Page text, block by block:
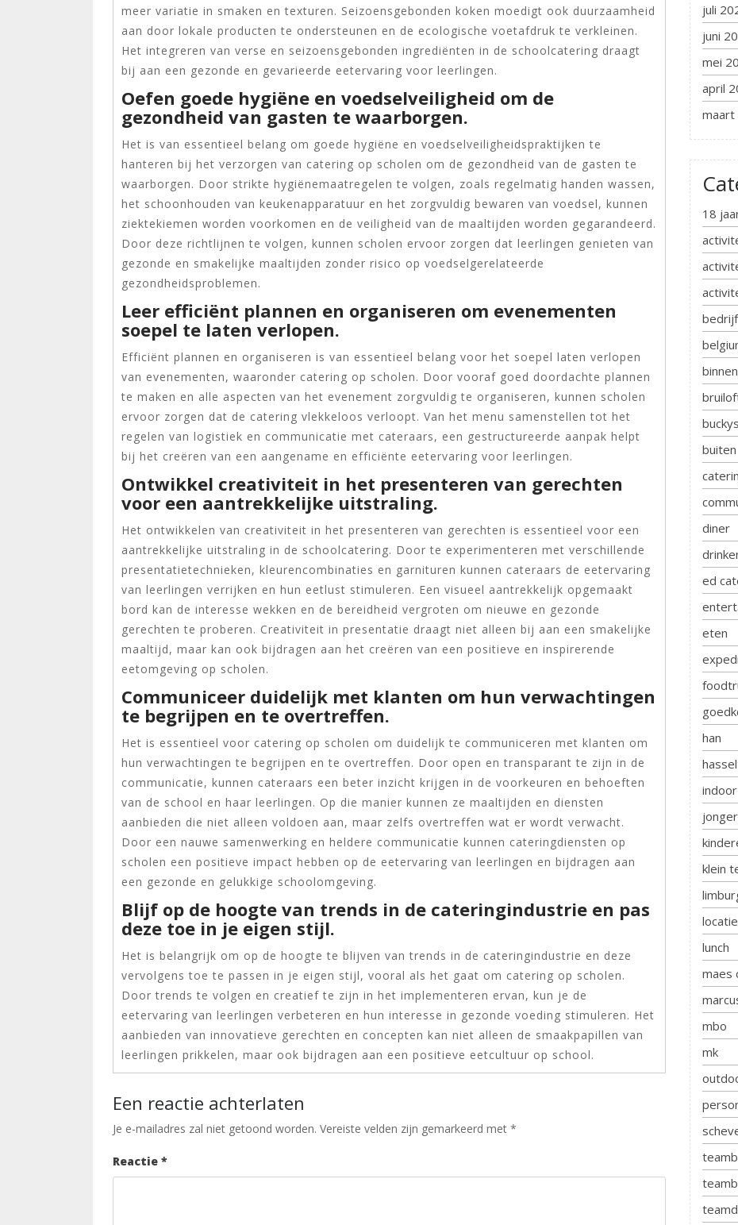
meer variatie in smaken en texturen. Seizoensgebonden koken moedigt ook duurzaamheid
aan door lokale producten te ondersteunen en de ecologische voetafdruk te verkleinen.
Het integreren van verse en seizoensgebonden ingrediënten in de schoolcatering draagt
bij aan een gezonde en gevarieerde eetervaring voor leerlingen.
Oefen goede hygiëne en voedselveiligheid om de
gezondheid van gasten te waarborgen.
Het is van essentieel belang om goede hygiëne en voedselveiligheidspraktijken te
hanteren bij het verzorgen van catering op scholen om de gezondheid van de gasten te
waarborgen. Door strikte hygiënemaatregelen te volgen, zoals regelmatig handen wassen,
het schoonhouden van keukenapparatuur en het zorgvuldig bewaren van voedsel, kunnen
ziektekiemen worden voorkomen en de veiligheid van de maaltijden worden gegarandeerd.
Door deze richtlijnen te volgen, kunnen scholen ervoor zorgen dat leerlingen genieten van
gezonde en smakelijke maaltijden zonder risico op voedselgerelateerde
gezondheidsproblemen.
Leer efficiënt plannen en organiseren om evenementen
soepel te laten verlopen.
Efficiënt plannen en organiseren is van essentieel belang voor het soepel laten verlopen
van evenementen, waaronder catering op scholen. Door vooraf goed doordachte plannen
te maken en alle aspecten van het evenement zorgvuldig te organiseren, kunnen scholen
ervoor zorgen dat de catering vlekkeloos verloopt. Van het menu samenstellen tot het
regelen van logistiek en communicatie met cateraars, een gestructureerde aanpak helpt
bij het creëren van een aangename en efficiënte eetervaring voor leerlingen.
Ontwikkel creativiteit in het presenteren van gerechten
voor een aantrekkelijke uitstraling.
Het ontwikkelen van creativiteit in het presenteren van gerechten is essentieel voor een
aantrekkelijke uitstraling in de schoolcatering. Door te experimenteren met verschillende
presentatietechnieken, kleurencombinaties en garnituren kunnen cateraars de eetervaring
van leerlingen verrijken en hun eetlust stimuleren. Een visueel aantrekkelijk opgemaakt
bord kan de interesse wekken en de bereidheid vergroten om nieuwe en gezonde
gerechten te proberen. Creativiteit in presentatie draagt niet alleen bij aan een smakelijke
maaltijd, maar kan ook bijdragen aan het creëren van een positieve en inspirerende
eetomgeving op scholen.
Communiceer duidelijk met klanten om hun verwachtingen
te begrijpen en te overtreffen.
Het is essentieel voor catering op scholen om duidelijk te communiceren met klanten om
hun verwachtingen te begrijpen en te overtreffen. Door open en transparant te zijn in de
communicatie, kunnen cateraars een beter inzicht krijgen in de voorkeuren en behoeften
van de school en haar leerlingen. Op die manier kunnen ze maaltijden en diensten
aanbieden die niet alleen voldoen aan, maar zelfs overtreffen wat er wordt verwacht.
Door een nauwe samenwerking en heldere communicatie kunnen cateringdiensten op
scholen een positieve impact hebben op de eetervaring van leerlingen en bijdragen aan
een gezonde en gelukkige schoolomgeving.
Blijf op de hoogte van trends in de cateringindustrie en pas
deze toe in je eigen stijl.
Het is belangrijk om op de hoogte te blijven van trends in de cateringindustrie en deze
vervolgens toe te passen in je eigen stijl, vooral als het gaat om catering op scholen.
Door trends te volgen en creatief te zijn in het implementeren ervan, kun je de
eetervaring van leerlingen verbeteren en hun interesse in gezonde voeding stimuleren. Het
aanbieden van innovatieve gerechten en concepten kan niet alleen de smaakpapillen van
leerlingen prikkelen, maar ook bijdragen aan een positieve eetcultuur op school.
Een reactie achterlaten
Je e-mailadres zal niet getoond worden. Vereiste velden zijn gemarkeerd met *
Reactie *
juli
juni
mei
april
maart
18
binnen
buckys
buiten
diner
ed
eten
han
indoor
klein
locatie
lunch
maes
mbo
mk